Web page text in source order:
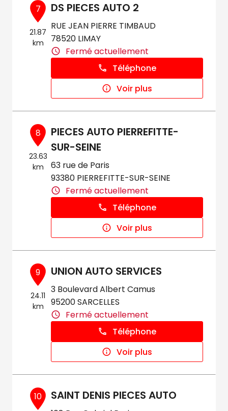
7
21.87
km
DS PIECES AUTO 2
RUE JEAN PIERRE TIMBAUD
78520 LIMAY
Fermé actuellement
Téléphone
Voir plus
8
23.63
km
PIECES AUTO PIERREFITTE-
SUR-SEINE
63 rue de Paris
93380 PIERREFITTE-SUR-SEINE
Fermé actuellement
Téléphone
Voir plus
9
24.11
km
UNION AUTO SERVICES
3 Boulevard Albert Camus
95200 SARCELLES
Fermé actuellement
Téléphone
Voir plus
10 SAINT DENIS PIECES AUTO